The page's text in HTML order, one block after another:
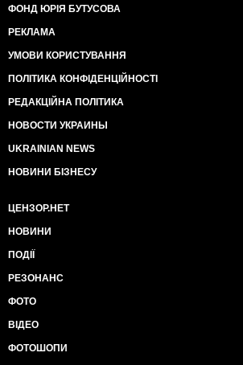
ФОНД ЮРІЯ БУТУСОВА
РЕКЛАМА
УМОВИ КОРИСТУВАННЯ
ПОЛІТИКА КОНФІДЕНЦІЙНОСТІ
РЕДАКЦІЙНА ПОЛІТИКА
НОВОСТИ УКРАИНЫ
UKRAINIAN NEWS
НОВИНИ БІЗНЕСУ
ЦЕНЗОР.НЕТ
НОВИНИ
ПОДІЇ
РЕЗОНАНС
ФОТО
ВІДЕО
ФОТОШОПИ